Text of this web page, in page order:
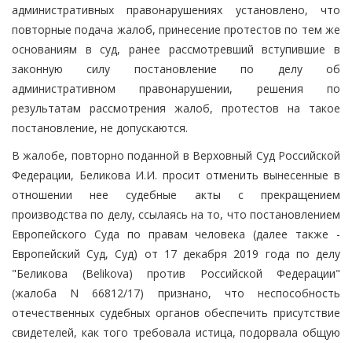
административных правонарушениях установлено, что
повторные подача жалоб, принесение протестов по тем же
основаниям в суд, ранее рассмотревший вступившие в
законную силу постановление по делу об
административном правонарушении, решения по
результатам рассмотрения жалоб, протестов на такое
постановление, не допускаются.
В жалобе, повторно поданной в Верховный Суд Российской
Федерации, Беликова И.И. просит отменить вынесенные в
отношении нее судебные акты с прекращением
производства по делу, ссылаясь на то, что постановлением
Европейского Суда по правам человека (далее также -
Европейский Суд, Суд) от 17 декабря 2019 года по делу
"Беликова (Belikova) против Российской Федерации"
(жалоба N 66812/17) признано, что неспособность
отечественных судебных органов обеспечить присутствие
свидетелей, как того требовала истица, подорвала общую